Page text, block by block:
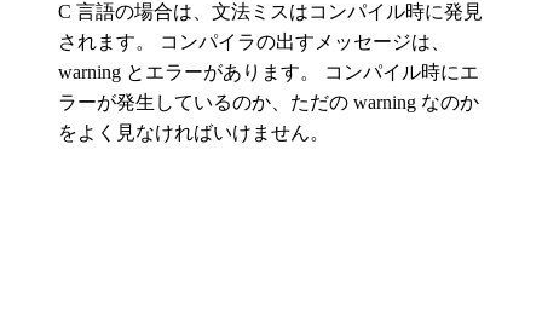
C 言語の場合は、文法ミスはコンパイル時に発見
されます。 コンパイラの出すメッセージは、
warning とエラーがあります。 コンパイル時にエ
ラーが発生しているのか、ただの warning なのか
をよく見なければいけません。